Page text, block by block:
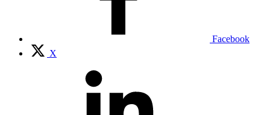
Facebook
X